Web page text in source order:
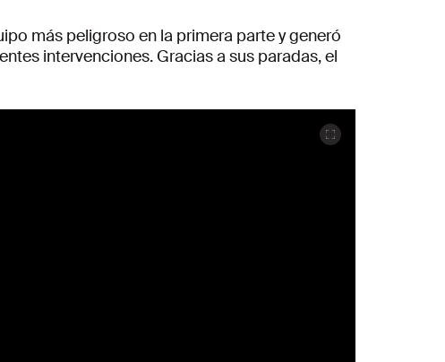
más peligroso en la primera parte y generó
intervenciones. Gracias a sus paradas, el